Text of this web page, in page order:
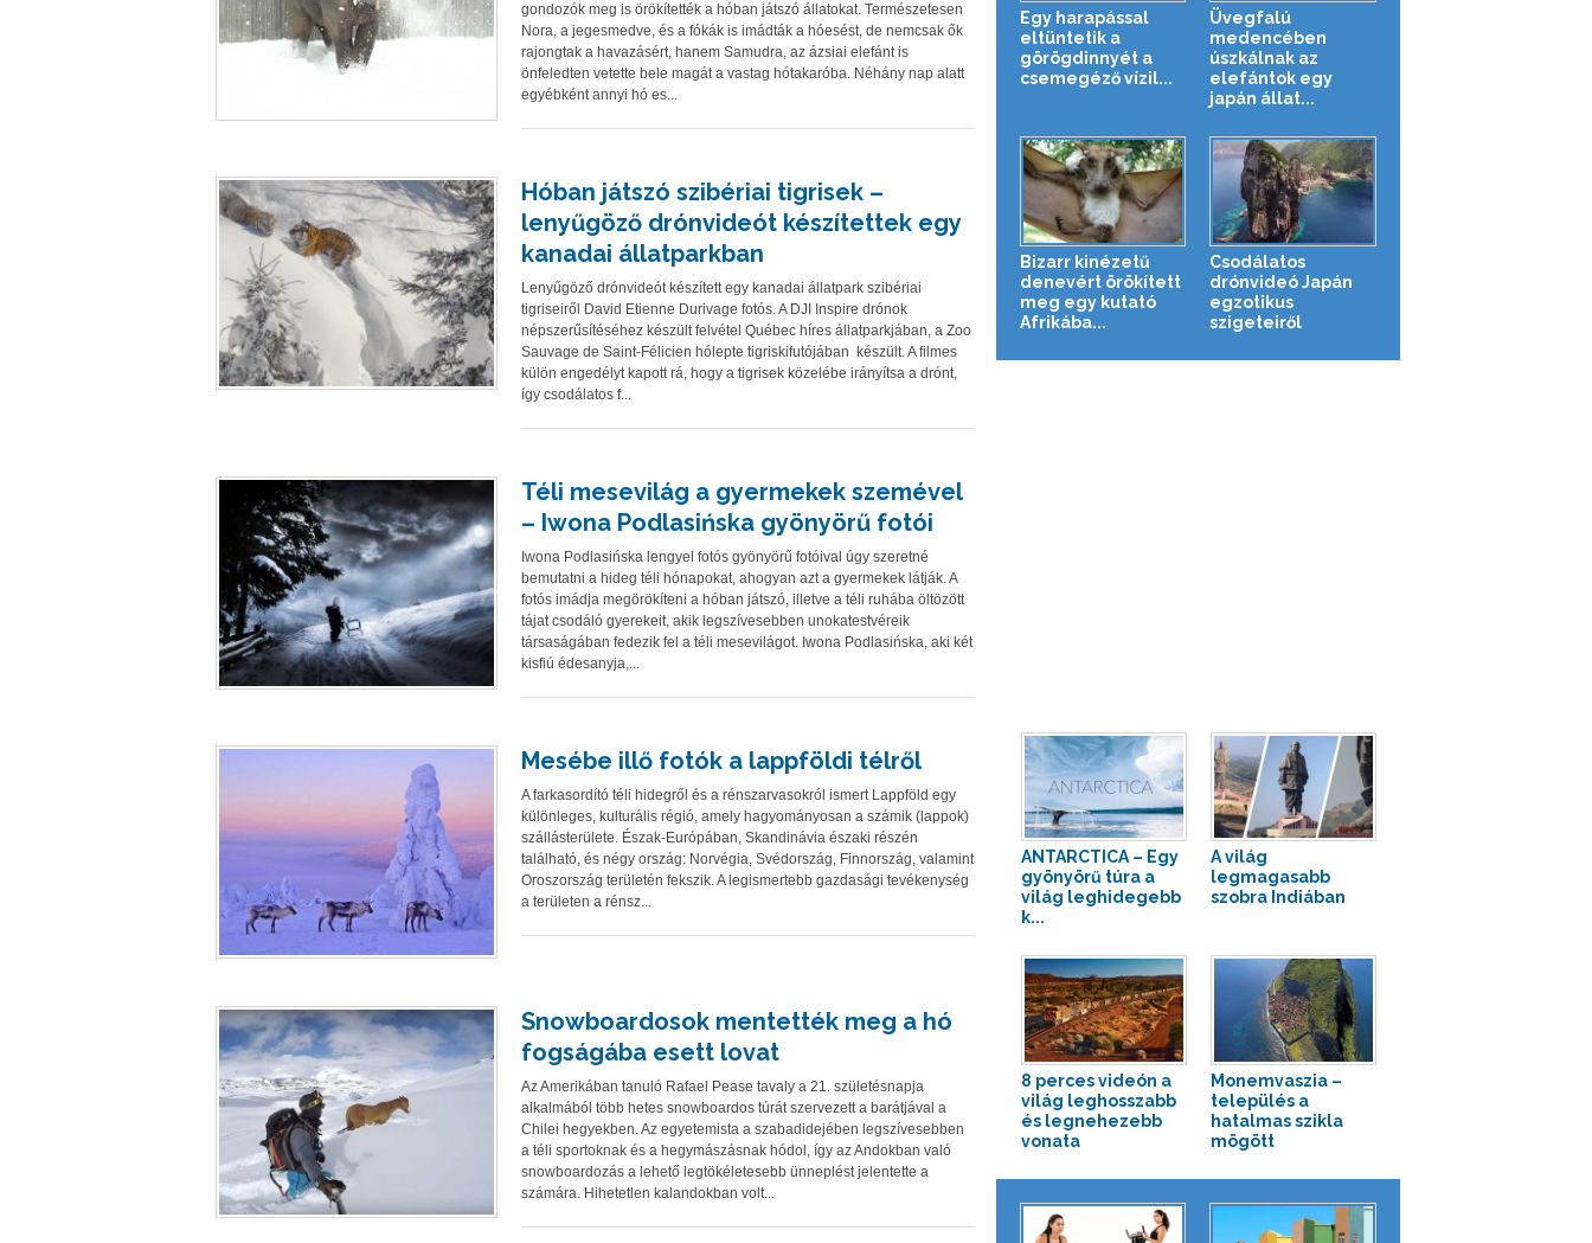
gondozók meg is örökítették a hóban játszó állatokat. Természetesen
Nora, a jegesmedve, és a fókák is imádták a hóesést, de nemcsak ők
rajongtak a havazásért, hanem Samudra, az ázsiai elefánt is
önfeledten vetette bele magát a vastag hótakaróba. Néhány nap alatt
egyébként annyi hó es...
Hóban játszó szibériai tigrisek –
lenyűgöző drónvideót készítettek egy
kanadai állatparkban
Lenyűgöző drónvideót készített egy kanadai állatpark szibériai
tigriseiről David Etienne Durivage fotós. A DJI Inspire drónok
népszerűsítéséhez készült felvétel Québec híres állatparkjában, a Zoo
Sauvage de Saint-Félicien hólepte tigriskifutójában készült. A filmes
külön engedélyt kapott rá, hogy a tigrisek közelébe irányítsa a drónt,
így csodálatos f...
Téli mesevilág a gyermekek szemével
– Iwona Podlasińska gyönyörű fotói
Iwona Podlasińska lengyel fotós gyönyörű fotóival úgy szeretné
bemutatni a hideg téli hónapokat, ahogyan azt a gyermekek látják. A
fotós imádja megörökíteni a hóban játszó, illetve a téli ruhába öltözött
tájat csodáló gyerekeit, akik legszívesebben unokatestvéreik
társaságában fedezik fel a téli mesevilágot. Iwona Podlasińska, aki két
kisfiú édesanyja,...
Mesébe illő fotók a lappföldi télről
A farkasordító téli hidegről és a rénszarvasokról ismert Lappföld egy
különleges, kulturális régió, amely hagyományosan a számik (lappok)
szállásterülete. Észak-Európában, Skandinávia északi részén
található, és négy ország: Norvégia, Svédország, Finnország, valamint
Oroszország területén fekszik. A legismertebb gazdasági tevékenység
a területen a rénsz...
Snowboardosok mentették meg a hó
fogságába esett lovat
Az Amerikában tanuló Rafael Pease tavaly a 21. születésnapja
alkalmából több hetes snowboardos túrát szervezett a barátjával a
Chilei hegyekben. Az egyetemista a szabadidejében legszívesebben
a téli sportoknak és a hegymászásnak hódol, így az Andokban való
snowboardozás a lehető legtökéletesebb ünneplést jelentette a
számára. Hihetetlen kalandokban volt...
Egy harapással
eltüntetik a
görögdinnyét a
csemegéző vízil...
Üvegfalú
medencében
úszkálnak az
elefántok egy
japán állat...
Bizarr kinézetű
denevért örökített
meg egy kutató
Afrikába...
Csodálatos
drónvideó Japán
egzotikus
szigeteiről
ANTARCTICA – Egy
gyönyörű túra a
világ leghidegebb
k...
A világ
legmagasabb
szobra Indiában
8 perces videón a
világ leghosszabb
és legnehezebb
vonata
Monemvaszia –
település a
hatalmas szikla
mögött